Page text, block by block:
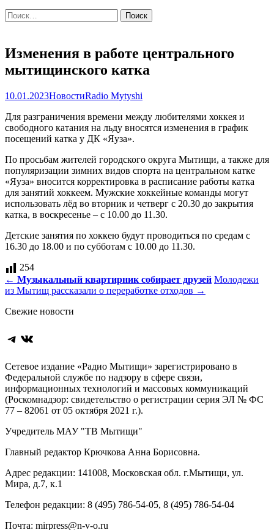
Найти:
Изменения в работе центрального
мытищинского катка
10.01.2023НовостиRadio Mytyshi
Для разграничения времени между любителями хоккея и
свободного катания на льду вносятся изменения в график
посещений катка у ДК «Яуза».
По просьбам жителей городского округа Мытищи, а также для
популяризации зимних видов спорта на центральном катке
«Яуза» вносится корректировка в расписание работы катка
для занятий хоккеем. Мужские хоккейные команды могут
использовать лёд во вторник и четверг с 20.30 до закрытия
катка, в воскресенье – с 10.00 до 11.30.
Детские занятия по хоккею будут проводиться по средам с
16.30 до 18.00 и по субботам с 10.00 до 11.30.
254
Навигация
по
записям
← Музыкальный квартирник собирает друзей Молодежи
из Мытищ рассказали о переработке отходов →
Свежие новости
Telegram
ВКонтакте
Сетевое издание «Радио Мытищи» зарегистрировано в
Федеральной службе по надзору в сфере связи,
информационных технологий и массовых коммуникаций
(Роскомнадзор: свидетельство о регистрации серия ЭЛ № ФС
77 – 82061 от 05 октября 2021 г.).
Учредитель МАУ "ТВ Мытищи"
Главный редактор Крючкова Анна Борисовна.
Адрес редакции: 141008, Московская обл. г.Мытищи, ул.
Мира, д.7, к.1
Телефон редакции: 8 (495) 786-54-05, 8 (495) 786-54-04
Почта: mirpress@n-v-o.ru